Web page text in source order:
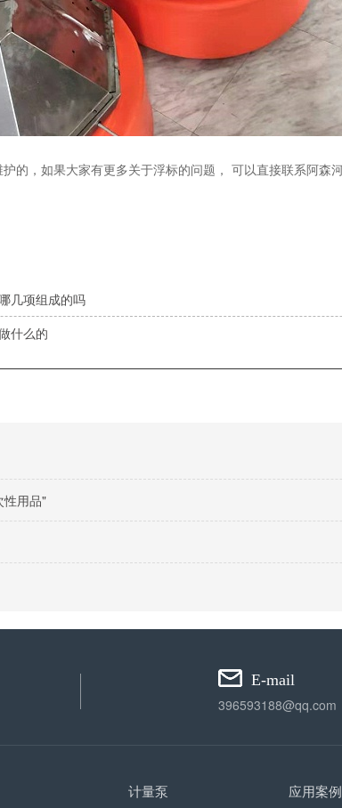
，如果大家有更多关于浮标的问题， 可以直接联系阿森
几项组成的吗
什么的
性用品"
E-mail
396593188@qq.com
计量泵 应用案例